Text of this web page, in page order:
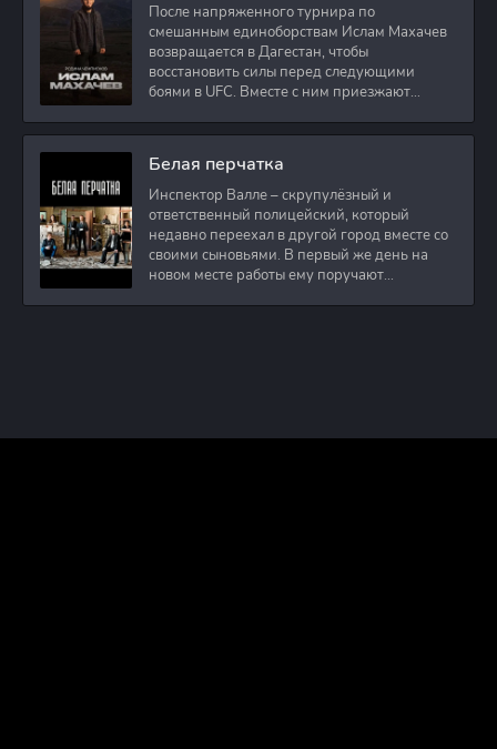
После напряженного турнира по
смешанным единоборствам Ислам Махачев
возвращается в Дагестан, чтобы
восстановить силы перед следующими
боями в UFC. Вместе с ним приезжают
Белая перчатка
Инспектор Валле – скрупулёзный и
ответственный полицейский, который
недавно переехал в другой город вместе со
своими сыновьями. В первый же день на
новом месте работы ему поручают